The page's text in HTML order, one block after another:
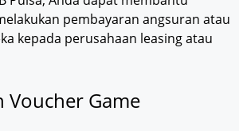
pembayaran angsuran atau
kepada perusahaan leasing atau
Voucher Game